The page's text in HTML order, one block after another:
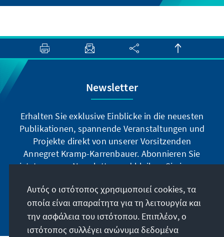
Newsletter
Erhalten Sie exklusive Einblicke in die neuesten
Publikationen, spannende Veranstaltungen und
Projekte direkt von unserer Vorsitzenden
Annegret Kramp-Karrenbauer. Abonnieren Sie
jetzt unseren Newsletter und bleiben Sie immer
Jetzt abonnieren
Αυτός ο ιστότοπος χρησιμοποιεί cookies, τα
οποία είναι απαραίτητα για τη λειτουργία και
την ασφάλεια του ιστότοπου. Επιπλέον, ο
ιστότοπος συλλέγει ανώνυμα δεδομένα